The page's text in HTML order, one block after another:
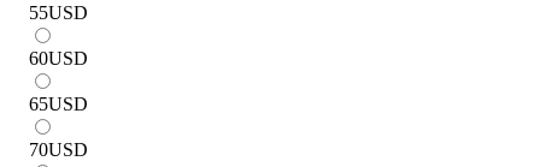
55USD
60USD
65USD
70USD